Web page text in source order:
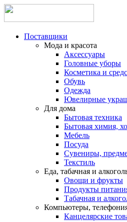
Поставщики
Мода и красота
Аксессуары
Головные уборы
Косметика и
Обувь
Одежда
Ювелирные
Для дома
Бытовая техника
Бытовая химия,
Мебель
Посуда
Сувениры,
Текстиль
Еда, табачная и
Овощи и фрукты
Продукты
Табачная и
Компьютеры,
Канцелярские